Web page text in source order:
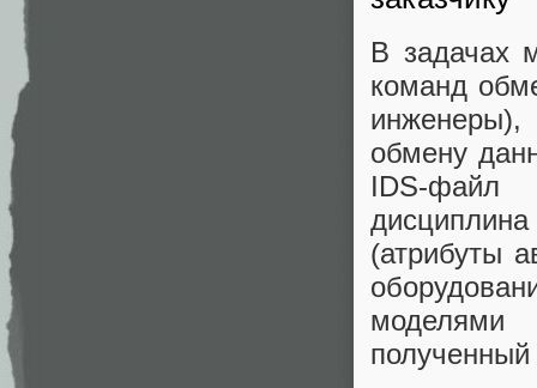
В задачах
команд
обмену
IDS-файл
(атрибуты
моделями